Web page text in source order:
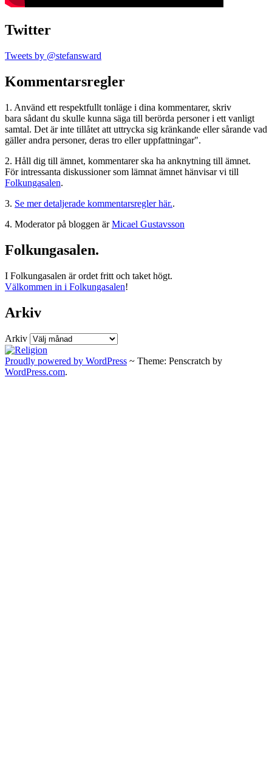
Twitter
Tweets by @stefansward
Kommentarsregler
1. Använd ett respektfullt tonläge i dina kommentarer, skriv
bara sådant du skulle kunna säga till berörda personer i ett vanligt
samtal. Det är inte tillåtet att uttrycka sig kränkande eller sårande vad
gäller andra personer, deras tro eller uppfattningar".
2. Håll dig till ämnet, kommentarer ska ha anknytning till ämnet.
För intressanta diskussioner som lämnat ämnet hänvisar vi till
Folkungasalen.
3. Se mer detaljerade kommentarsregler här..
4. Moderator på bloggen ärMicael Gustavsson
Folkungasalen.
I Folkungasalen är ordet fritt och taket högt.
Välkommen in i Folkungasalen!
Arkiv
Arkiv
Proudly powered by WordPress ~ Theme: Penscratch by
WordPress.com.